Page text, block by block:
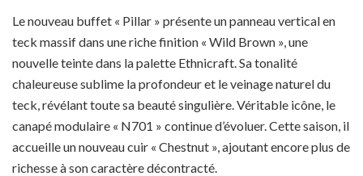
Le nouveau buffet « Pillar » présente un panneau vertical en
teck massif dans une riche finition « Wild Brown », une
nouvelle teinte dans la palette Ethnicraft. Sa tonalité
chaleureuse sublime la profondeur et le veinage naturel du
teck, révélant toute sa beauté singulière. Véritable icône, le
canapé modulaire « N701 » continue d’évoluer. Cette saison, il
accueille un nouveau cuir « Chestnut », ajoutant encore plus de
richesse à son caractère décontracté.